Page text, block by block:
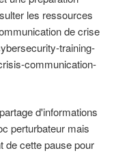
les ressources
de crise
training-
communication-
d'informations
perturbateur mais
de cette pause pour